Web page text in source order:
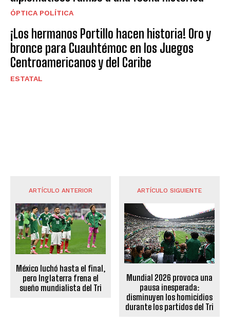
ÓPTICA POLÍTICA
¡Los hermanos Portillo hacen historia! Oro y
bronce para Cuauhtémoc en los Juegos
Centroamericanos y del Caribe
ESTATAL
ARTÍCULO ANTERIOR
México luchó hasta el final,
pero Inglaterra frena el
sueño mundialista del Tri
ARTÍCULO SIGUIENTE
Mundial 2026 provoca una
pausa inesperada:
disminuyen los homicidios
durante los partidos del Tri